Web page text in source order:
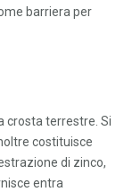
barriera per
crosta terrestre. Si
costituisce
di zinco,
entra